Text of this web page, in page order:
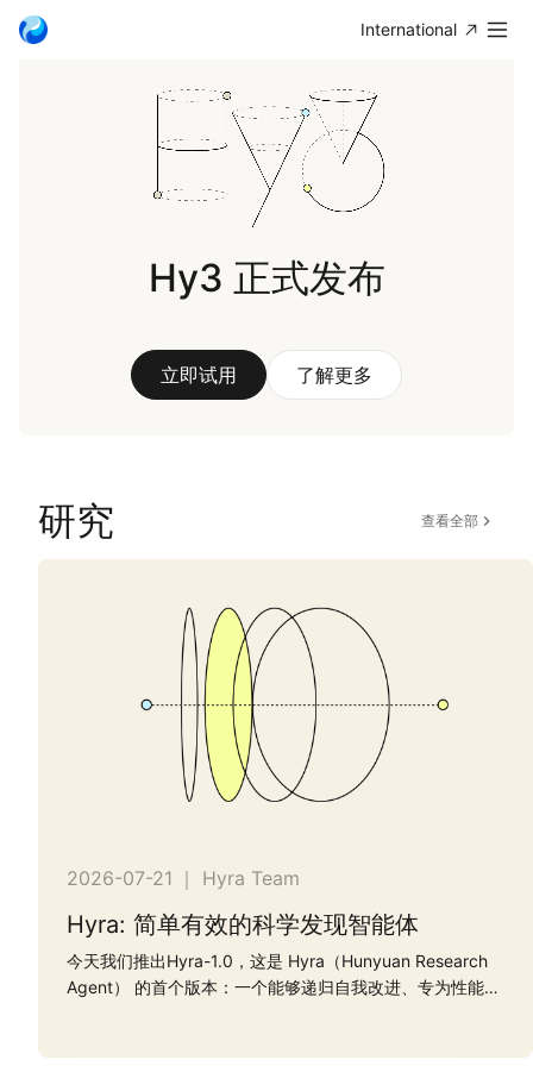
International
Hy3 正式发布
立即试用 了解更多
研究 查看全部
2026-07-21 ｜ Hyra Team
Hyra: 简单有效的科学发现智能体
今天我们推出Hyra-1.0，这是 Hyra（Hunyuan Research
Agent） 的首个版本：一个能够递归自我改进、专为性能导